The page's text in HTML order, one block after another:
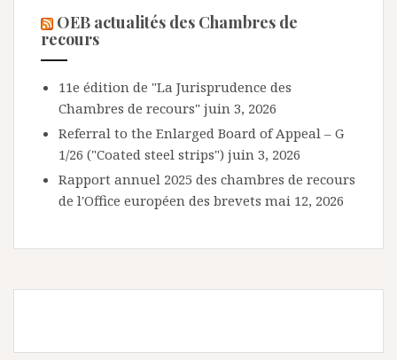
OEB actualités des Chambres de
recours
11e édition de "La Jurisprudence des
Chambres de recours" juin 3, 2026
Referral to the Enlarged Board of Appeal – G
1/26 ("Coated steel strips") juin 3, 2026
Rapport annuel 2025 des chambres de recours
de l'Office européen des brevets mai 12, 2026